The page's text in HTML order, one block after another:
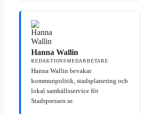
Hanna Wallin
REDAKTIONSMEDARBETARE
Hanna Wallin bevakar
kommunpolitik, stadsplanering och
lokal samhällsservice för
Stadspressen.se.